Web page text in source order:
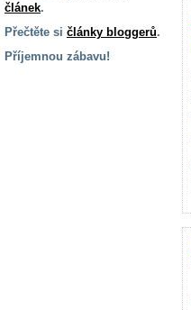
článek.
Přečtěte si články bloggerů.
Příjemnou zábavu!